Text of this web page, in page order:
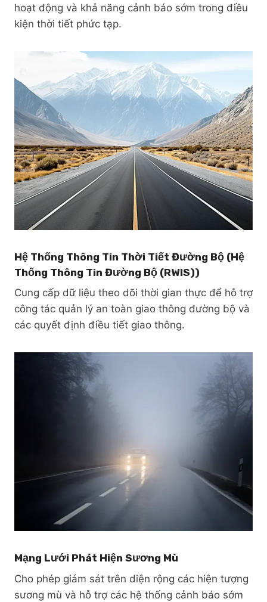
hoạt động và khả năng cảnh báo sớm trong điều
kiện thời tiết phức tạp.
Hệ Thống Thông Tin Thời Tiết Đường Bộ (Hệ
Thống Thông Tin Đường Bộ (RWIS))
Cung cấp dữ liệu theo dõi thời gian thực để hỗ trợ
công tác quản lý an toàn giao thông đường bộ và
các quyết định điều tiết giao thông.
Mạng Lưới Phát Hiện Sương Mù
Cho phép giám sát trên diện rộng các hiện tượng
sương mù và hỗ trợ các hệ thống cảnh báo sớm